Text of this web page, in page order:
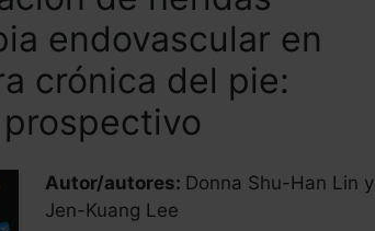
endovascular en
crónica del pie:
Autor/autores: Donna Shu-Han Lin y
Jen-Kuang Lee